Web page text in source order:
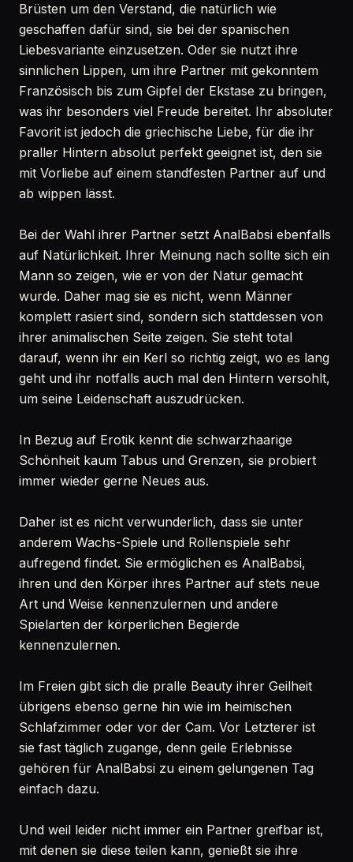
Brüsten um den Verstand, die natürlich wie
geschaffen dafür sind, sie bei der spanischen
Liebesvariante einzusetzen. Oder sie nutzt ihre
sinnlichen Lippen, um ihre Partner mit gekonntem
Französisch bis zum Gipfel der Ekstase zu bringen,
was ihr besonders viel Freude bereitet. Ihr absoluter
Favorit ist jedoch die griechische Liebe, für die ihr
praller Hintern absolut perfekt geeignet ist, den sie
mit Vorliebe auf einem standfesten Partner auf und
ab wippen lässt.
Bei der Wahl ihrer Partner setzt AnalBabsi ebenfalls
auf Natürlichkeit. Ihrer Meinung nach sollte sich ein
Mann so zeigen, wie er von der Natur gemacht
wurde. Daher mag sie es nicht, wenn Männer
komplett rasiert sind, sondern sich stattdessen von
ihrer animalischen Seite zeigen. Sie steht total
darauf, wenn ihr ein Kerl so richtig zeigt, wo es lang
geht und ihr notfalls auch mal den Hintern versohlt,
um seine Leidenschaft auszudrücken.
In Bezug auf Erotik kennt die schwarzhaarige
Schönheit kaum Tabus und Grenzen, sie probiert
immer wieder gerne Neues aus.
Daher ist es nicht verwunderlich, dass sie unter
anderem Wachs-Spiele und Rollenspiele sehr
aufregend findet. Sie ermöglichen es AnalBabsi,
ihren und den Körper ihres Partner auf stets neue
Art und Weise kennenzulernen und andere
Spielarten der körperlichen Begierde
kennenzulernen.
Im Freien gibt sich die pralle Beauty ihrer Geilheit
übrigens ebenso gerne hin wie im heimischen
Schlafzimmer oder vor der Cam. Vor Letzterer ist
sie fast täglich zugange, denn geile Erlebnisse
gehören für AnalBabsi zu einem gelungenen Tag
einfach dazu.
Und weil leider nicht immer ein Partner greifbar ist,
mit denen sie diese teilen kann, genießt sie ihre